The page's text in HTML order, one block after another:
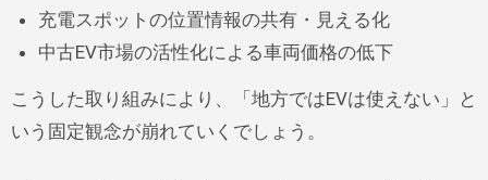
充電スポットの位置情報の共有・見える化
中古EV市場の活性化による車両価格の低下
こうした取り組みにより、「地方ではEVは使えない」と
いう固定観念が崩れていくでしょう。